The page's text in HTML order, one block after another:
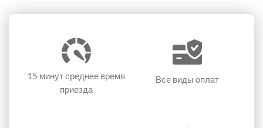
15 минутсреднее время
приезда
Все виды оплат